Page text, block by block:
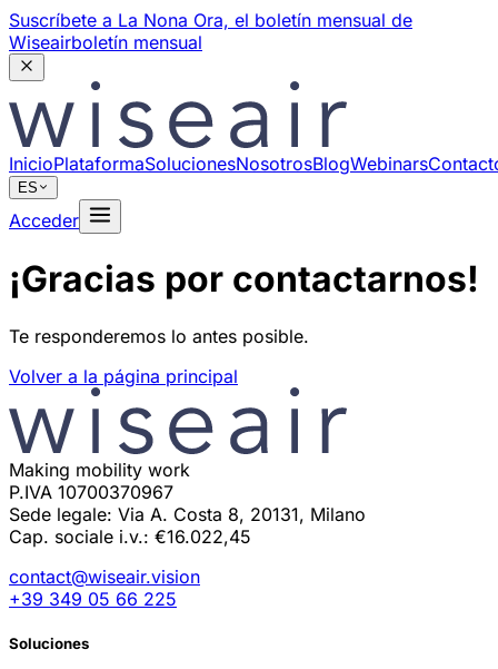
Suscríbete a La Nona Ora, el boletín mensual de
Wiseairboletín mensual
InicioPlataformaSolucionesNosotrosBlogWebinars
ES
Acceder
¡Gracias por contactarnos!
Te responderemos lo antes posible.
Volver a la página principal
Making mobility work
P.IVA 10700370967
Sede legale: Via A. Costa 8, 20131, Milano
Cap. sociale i.v.: €16.022,45
contact@wiseair.vision
+39 349 05 66 225
Soluciones